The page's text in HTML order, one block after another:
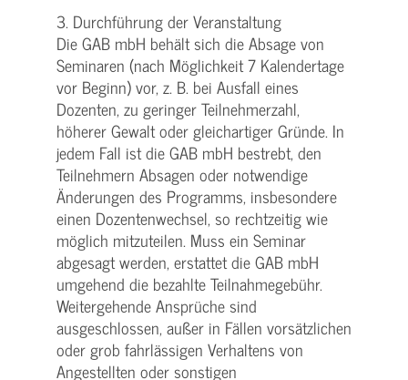
3. Durchführung der Veranstaltung
Die GAB mbH behält sich die Absage von
Seminaren (nach Möglichkeit 7 Kalendertage
vor Beginn) vor, z. B. bei Ausfall eines
Dozenten, zu geringer Teilnehmerzahl,
höherer Gewalt oder gleichartiger Gründe. In
jedem Fall ist die GAB mbH bestrebt, den
Teilnehmern Absagen oder notwendige
Änderungen des Programms, insbesondere
einen Dozentenwechsel, so rechtzeitig wie
möglich mitzuteilen. Muss ein Seminar
abgesagt werden, erstattet die GAB mbH
umgehend die bezahlte Teilnahmegebühr.
Weitergehende Ansprüche sind
ausgeschlossen, außer in Fällen vorsätzlichen
oder grob fahrlässigen Verhaltens von
Angestellten oder sonstigen